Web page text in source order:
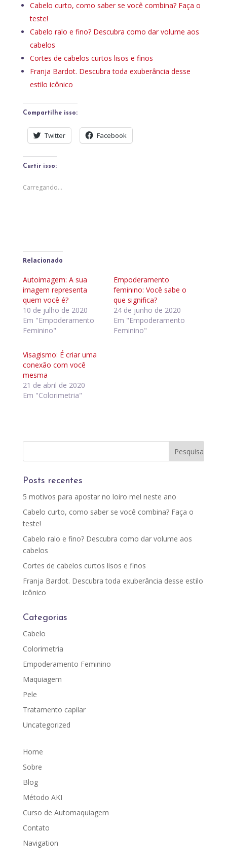
Cabelo curto, como saber se você combina? Faça o
teste!
Cabelo ralo e fino? Descubra como dar volume aos
cabelos
Cortes de cabelos curtos lisos e finos
Franja Bardot. Descubra toda exuberância desse
estilo icônico
Compartilhe isso:
Twitter Facebook
Curtir isso:
Carregando...
Relacionado
Autoimagem: A sua
imagem representa
quem você é?
10 de julho de 2020
Em "Empoderamento
Feminino"
Empoderamento
feminino: Você sabe o
que significa?
24 de junho de 2020
Em "Empoderamento
Feminino"
Visagismo: É criar uma
conexão com você
mesma
21 de abril de 2020
Em "Colorimetria"
Posts recentes
5 motivos para apostar no loiro mel neste ano
Cabelo curto, como saber se você combina? Faça o
teste!
Cabelo ralo e fino? Descubra como dar volume aos
cabelos
Cortes de cabelos curtos lisos e finos
Franja Bardot. Descubra toda exuberância desse estilo
icônico
Categorias
Cabelo
Colorimetria
Empoderamento Feminino
Maquiagem
Pele
Tratamento capilar
Uncategorized
Home
Sobre
Blog
Método AKI
Curso de Automaquiagem
Contato
Navigation